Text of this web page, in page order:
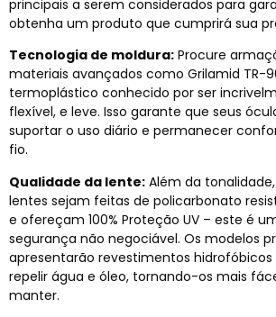
principais a serem considerados para
obtenha um produto que cumprirá sua
Tecnologia de moldura: Procure
materiais avançados como Grilamid TR-
termoplástico conhecido por ser
flexível, e leve. Isso garante que seus
suportar o uso diário e permanecer
fio.
Qualidade da lente: Além da
lentes sejam feitas de policarbonato
e ofereçam 100% Proteção UV – este é
segurança não negociável. Os modelos
apresentarão revestimentos
repelir água e óleo, tornando-os mais
manter.